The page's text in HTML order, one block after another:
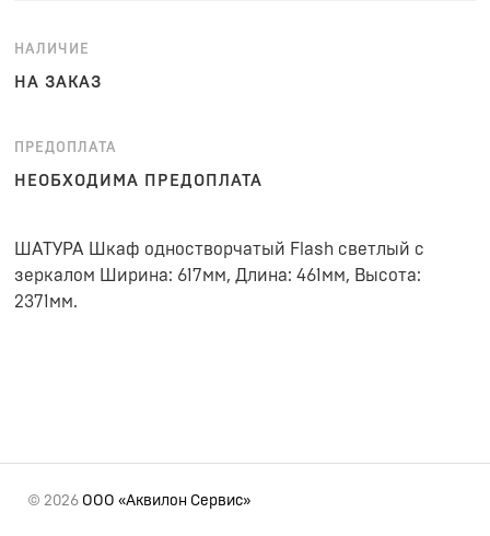
НАЛИЧИЕ
НА ЗАКАЗ
ПРЕДОПЛАТА
НЕОБХОДИМА ПРЕДОПЛАТА
ШАТУРА Шкаф одностворчатый Flash светлый с
зеркалом Ширина: 617мм, Длина: 461мм, Высота:
2371мм.
© 2026 ООО «Аквилон Сервис»